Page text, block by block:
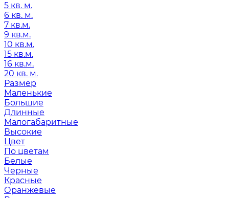
5 кв. м.
6 кв. м.
7 кв.м.
9 кв.м.
10 кв.м.
15 кв.м.
16 кв.м.
20 кв. м.
Размер
Маленькие
Большие
Длинные
Малогабаритные
Высокие
Цвет
По цветам
Белые
Черные
Красные
Оранжевые